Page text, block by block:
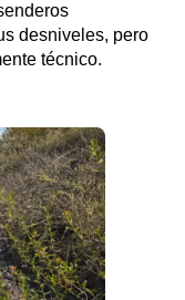
desniveles, pero
técnico.